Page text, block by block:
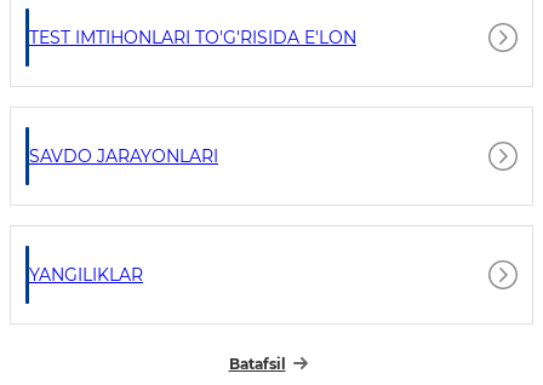
TEST IMTIHONLARI TO'G'RISIDA E'LON
SAVDO JARAYONLARI
YANGILIKLAR
Batafsil